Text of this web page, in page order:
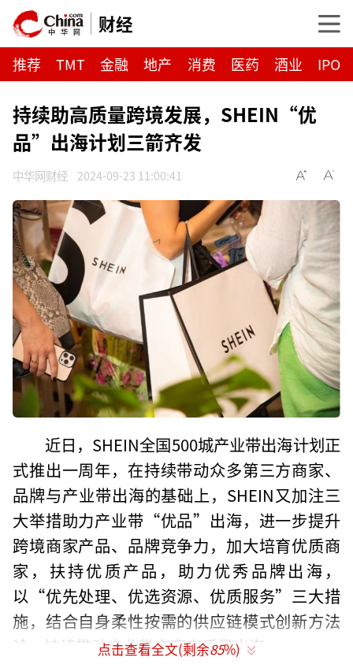
财经
推荐 TMT 金融 地产 消费 医药 酒业 IPO
持续助高质量跨境发展，SHEIN“优
品”出海计划三箭齐发
中华网财经 2024-09-23 11:00:41
近日，SHEIN全国500城产业带出海计划正
式推出一周年，在持续带动众多第三方商家、
品牌与产业带出海的基础上，SHEIN又加注三
大举措助力产业带“优品”出海，进一步提升
跨境商家产品、品牌竞争力，加大培育优质商
家，扶持优质产品，助力优秀品牌出海，
以“优先处理、优选资源、优质服务”三大措
施，结合自身柔性按需的供应链模式创新方法
论，持续带动产业带商家高质量出海。
点击查看全文(剩余85%)